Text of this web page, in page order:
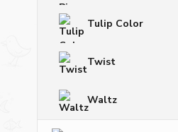
Tulip Color
Twist
Waltz